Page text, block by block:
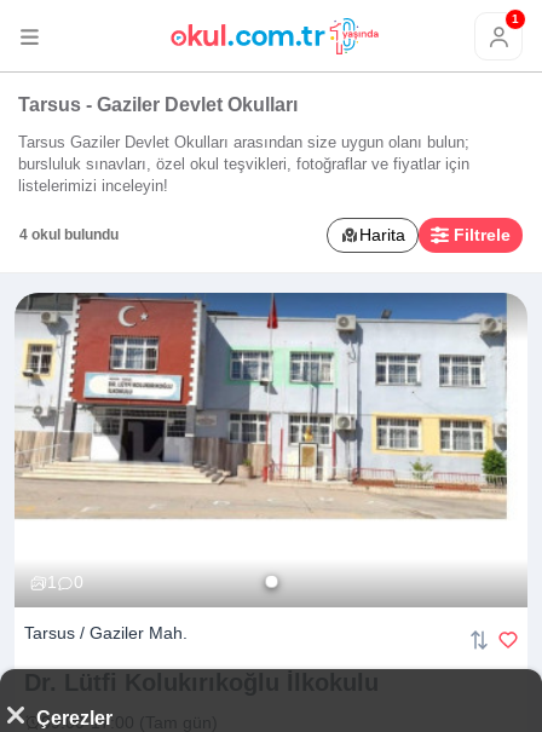
1
Tarsus - Gaziler Devlet Okulları
Tarsus Gaziler Devlet Okulları arasından size uygun olanı bulun;
bursluluk sınavları, özel okul teşvikleri, fotoğraflar ve fiyatlar için
listelerimizi inceleyin!
4 okul bulundu Harita Filtrele
1 0
Tarsus / Gaziler Mah.
09:00-17:00 (Tam gün)
Çerezler